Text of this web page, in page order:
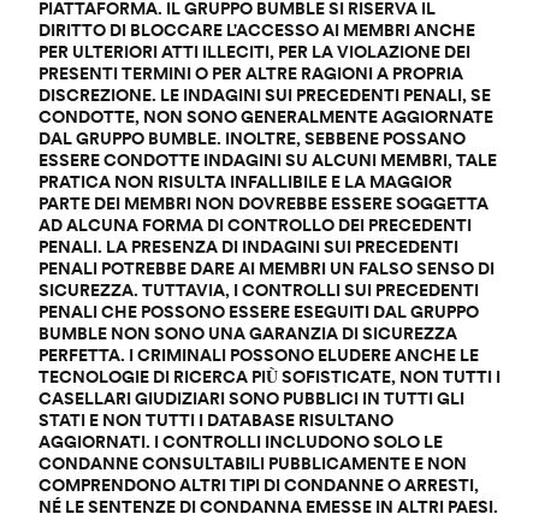
PIATTAFORMA. IL GRUPPO BUMBLE SI RISERVA IL
DIRITTO DI BLOCCARE L'ACCESSO AI MEMBRI ANCHE
PER ULTERIORI ATTI ILLECITI, PER LA VIOLAZIONE DEI
PRESENTI TERMINI O PER ALTRE RAGIONI A PROPRIA
DISCREZIONE. LE INDAGINI SUI PRECEDENTI PENALI, SE
CONDOTTE, NON SONO GENERALMENTE AGGIORNATE
DAL GRUPPO BUMBLE. INOLTRE, SEBBENE POSSANO
ESSERE CONDOTTE INDAGINI SU ALCUNI MEMBRI, TALE
PRATICA NON RISULTA INFALLIBILE E LA MAGGIOR
PARTE DEI MEMBRI NON DOVREBBE ESSERE SOGGETTA
AD ALCUNA FORMA DI CONTROLLO DEI PRECEDENTI
PENALI. LA PRESENZA DI INDAGINI SUI PRECEDENTI
PENALI POTREBBE DARE AI MEMBRI UN FALSO SENSO DI
SICUREZZA. TUTTAVIA, I CONTROLLI SUI PRECEDENTI
PENALI CHE POSSONO ESSERE ESEGUITI DAL GRUPPO
BUMBLE NON SONO UNA GARANZIA DI SICUREZZA
PERFETTA. I CRIMINALI POSSONO ELUDERE ANCHE LE
TECNOLOGIE DI RICERCA PIÙ SOFISTICATE, NON TUTTI I
CASELLARI GIUDIZIARI SONO PUBBLICI IN TUTTI GLI
STATI E NON TUTTI I DATABASE RISULTANO
AGGIORNATI. I CONTROLLI INCLUDONO SOLO LE
CONDANNE CONSULTABILI PUBBLICAMENTE E NON
COMPRENDONO ALTRI TIPI DI CONDANNE O ARRESTI,
NÉ LE SENTENZE DI CONDANNA EMESSE IN ALTRI PAESI.